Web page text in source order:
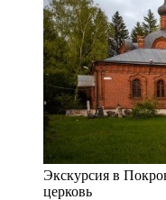
Экскурсия в
церковь